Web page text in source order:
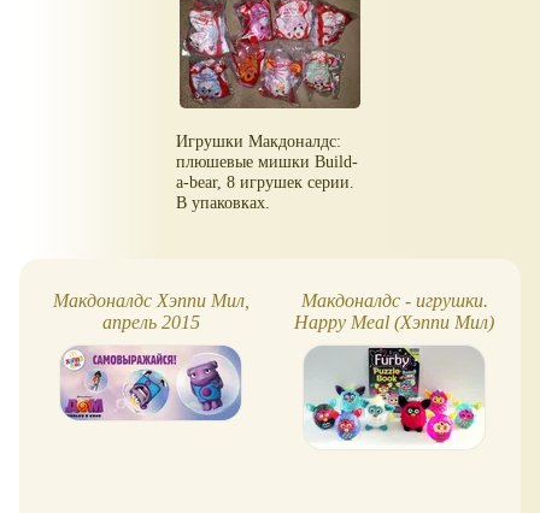
Игрушки Макдоналдс:
плюшевые мишки Build-
a-bear, 8 игрушек серии.
В упаковках.
Макдоналдс Хэппи Мил,
апрель 2015
Макдоналдс - игрушки.
Happy Meal (Хэппи Мил)